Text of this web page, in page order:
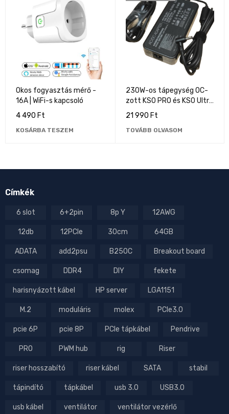
Okos fogyasztás mérő -
16A | WiFi-s kapcsoló
4 490 Ft
KOSÁRBA TESZEM
230W-os tápegység OC-
zott KS0 PRO és KS0 Ultra
géphez
21 990 Ft
TOVÁBB OLVASOM
Címkék
6 slot 6+2pin 8p Y 12AWG
12db 12PCIe 30cm 64GB
ADATA add2psu B250C Breakout board
csomag DDR4 DIY fekete
harisnyázott kábel HP server LGA1151
M.2 moduláris molex PCIe3.0
pcie 6P pcie 8P PCIe tápkábel Pendrive
PRO PWM hub rig Riser
riser hosszabító riser kábel SATA stabil
tápindító tápkábel usb 3.0 USB3.0
usb kábel ventilátor ventilátor vezérlő